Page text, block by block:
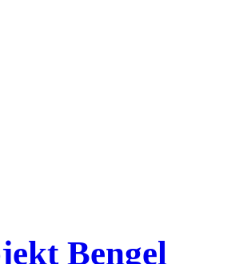
Bengel